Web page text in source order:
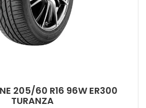
205/60 R16 96W ER300
TURANZA